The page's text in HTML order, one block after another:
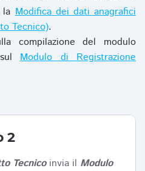
laModifica dei dati anagrafici
Tecnico).
compilazione del modulo
Modulo di Registrazione
2
Tecnicoinvia il Modulo